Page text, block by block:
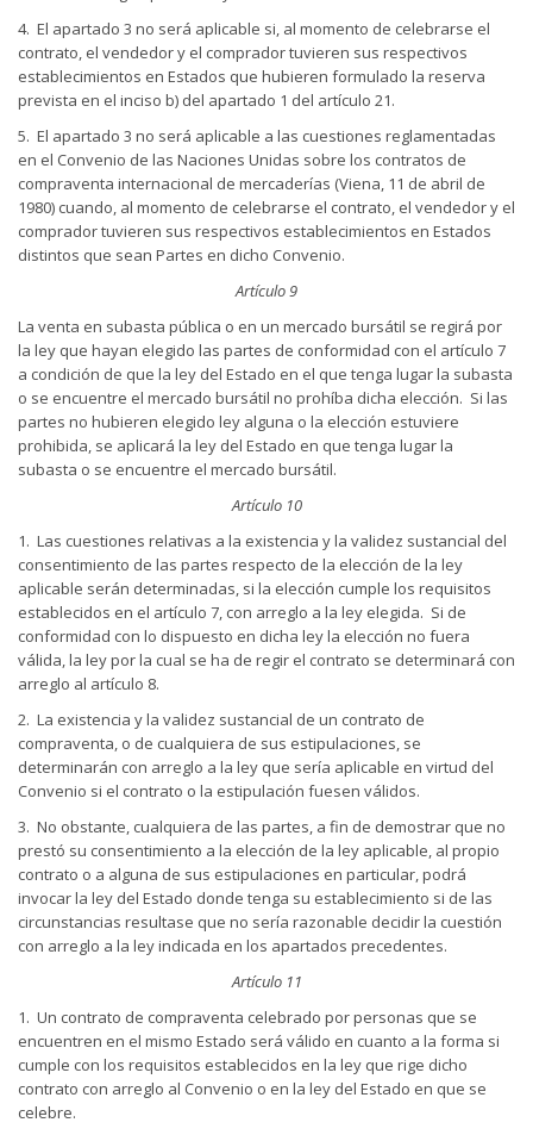
4. El apartado 3 no será aplicable si, al momento de celebrarse el
contrato, el vendedor y el comprador tuvieren sus respectivos
establecimientos en Estados que hubieren formulado la reserva
prevista en el inciso b) del apartado 1 del artículo 21.
5. El apartado 3 no será aplicable a las cuestiones reglamentadas
en el Convenio de las Naciones Unidas sobre los contratos de
compraventa internacional de mercaderías (Viena, 11 de abril de
1980) cuando, al momento de celebrarse el contrato, el vendedor y el
comprador tuvieren sus respectivos establecimientos en Estados
distintos que sean Partes en dicho Convenio.
Artículo 9
La venta en subasta pública o en un mercado bursátil se regirá por
la ley que hayan elegido las partes de conformidad con el artículo 7
a condición de que la ley del Estado en el que tenga lugar la subasta
o se encuentre el mercado bursátil no prohíba dicha elección. Si las
partes no hubieren elegido ley alguna o la elección estuviere
prohibida, se aplicará la ley del Estado en que tenga lugar la
subasta o se encuentre el mercado bursátil.
Artículo 10
1. Las cuestiones relativas a la existencia y la validez sustancial del
consentimiento de las partes respecto de la elección de la ley
aplicable serán determinadas, si la elección cumple los requisitos
establecidos en el artículo 7, con arreglo a la ley elegida. Si de
conformidad con lo dispuesto en dicha ley la elección no fuera
válida, la ley por la cual se ha de regir el contrato se determinará con
arreglo al artículo 8.
2. La existencia y la validez sustancial de un contrato de
compraventa, o de cualquiera de sus estipulaciones, se
determinarán con arreglo a la ley que sería aplicable en virtud del
Convenio si el contrato o la estipulación fuesen válidos.
3. No obstante, cualquiera de las partes, a fin de demostrar que no
prestó su consentimiento a la elección de la ley aplicable, al propio
contrato o a alguna de sus estipulaciones en particular, podrá
invocar la ley del Estado donde tenga su establecimiento si de las
circunstancias resultase que no sería razonable decidir la cuestión
con arreglo a la ley indicada en los apartados precedentes.
Artículo 11
1. Un contrato de compraventa celebrado por personas que se
encuentren en el mismo Estado será válido en cuanto a la forma si
cumple con los requisitos establecidos en la ley que rige dicho
contrato con arreglo al Convenio o en la ley del Estado en que se
celebre.